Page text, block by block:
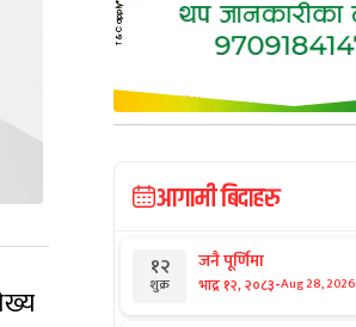
आगामी बिदाहरु
१२
शुक्र
जनै पूर्णिमा
भाद्र १२, २०८३-Aug 28, 2026